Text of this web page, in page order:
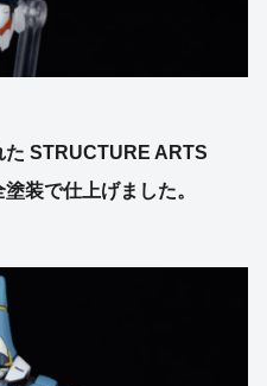
STRUCTURE ARTS
装で仕上げました。